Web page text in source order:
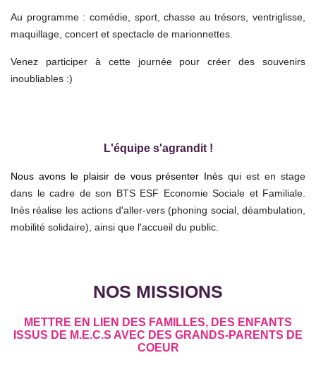
Au programme : comédie, sport, chasse au trésors, ventriglisse,
maquillage, concert et spectacle de marionnettes.
Venez participer à cette journée pour créer des souvenirs
inoubliables :)
L'équipe s'agrandit!
Nous avons le plaisir de vous présenter Inèsqui est en stage
dans le cadre de son BTS ESF Economie Sociale et Familiale.
Inès réalise les actions d'aller-vers (phoning social, déambulation,
mobilité solidaire), ainsi que l'accueil du public.
NOS MISSIONS
METTRE EN LIEN DES FAMILLES, DES ENFANTS
ISSUS DE M.E.C.S AVEC DES GRANDS-PARENTS DE
COEUR